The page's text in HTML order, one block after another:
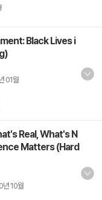
Black Lives i
01월
Real, What's N
Matters (Hard
10월